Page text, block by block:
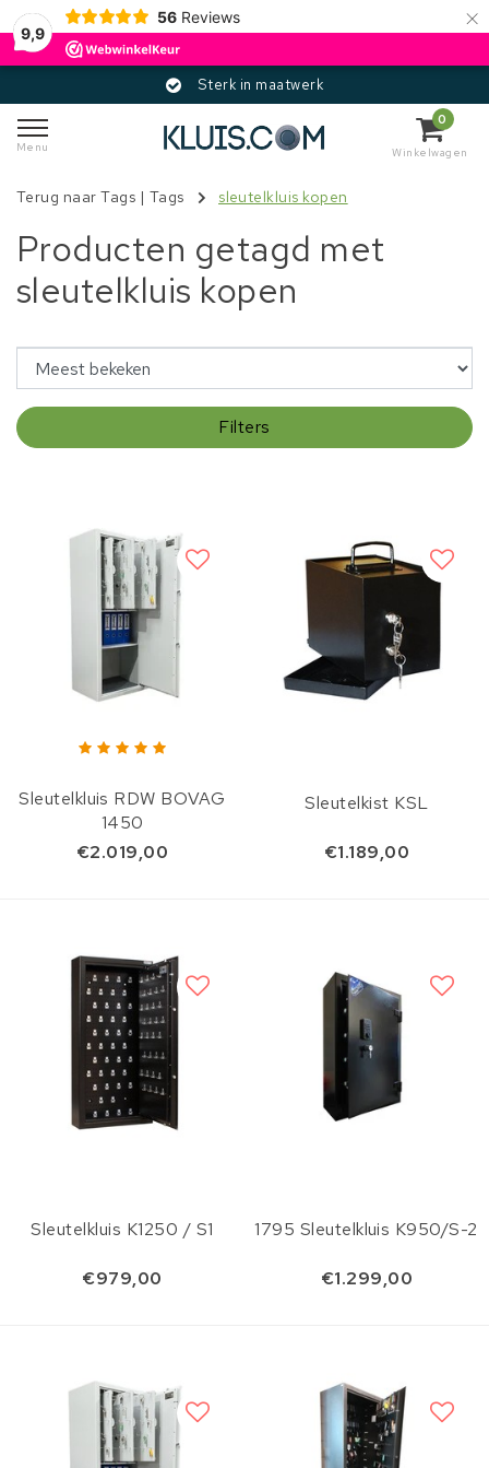
9,9
56 Reviews ×
Sterk in maatwerk
Menu
0
Winkelwagen
Terug naar Tags | Tags sleutelkluis kopen
Producten getagd met
sleutelkluis kopen
Filters
Sleutelkluis RDW BOVAG
1450
€2.019,00
Sleutelkist KSL
€1.189,00
Sleutelkluis K1250 / S1
€979,00
1795 Sleutelkluis K950/S-2
€1.299,00